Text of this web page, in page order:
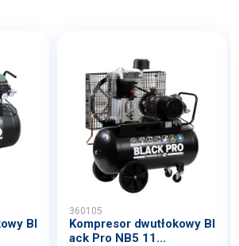
Bl
360105
Kompresor dwutłokowy Bl
ack Pro NB5 11...